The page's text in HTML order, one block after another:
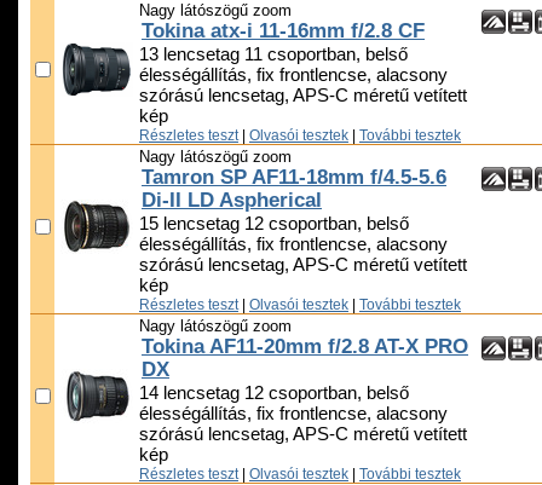
Nagy látószögű zoom
Tokina atx-i 11-16mm f/2.8 CF
13 lencsetag 11 csoportban, belső
élességállítás, fix frontlencse, alacsony
szórású lencsetag, APS-C méretű vetített
kép
Részletes teszt Olvasói tesztek További tesztek
Nagy látószögű zoom
Tamron SP AF11-18mm f/4.5-5.6
Di-II LD Aspherical
15 lencsetag 12 csoportban, belső
élességállítás, fix frontlencse, alacsony
szórású lencsetag, APS-C méretű vetített
kép
Részletes teszt Olvasói tesztek További tesztek
Nagy látószögű zoom
Tokina AF11-20mm f/2.8 AT-X PRO
DX
14 lencsetag 12 csoportban, belső
élességállítás, fix frontlencse, alacsony
szórású lencsetag, APS-C méretű vetített
kép
Részletes teszt Olvasói tesztek További tesztek